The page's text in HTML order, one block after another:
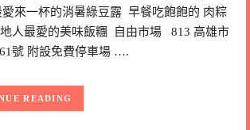
來一杯的消暑綠豆露 早餐吃飽飽的 肉粽
人最愛的美味飯糰 自由市場 813 高雄市
號 附設免費停車場 ….
READING